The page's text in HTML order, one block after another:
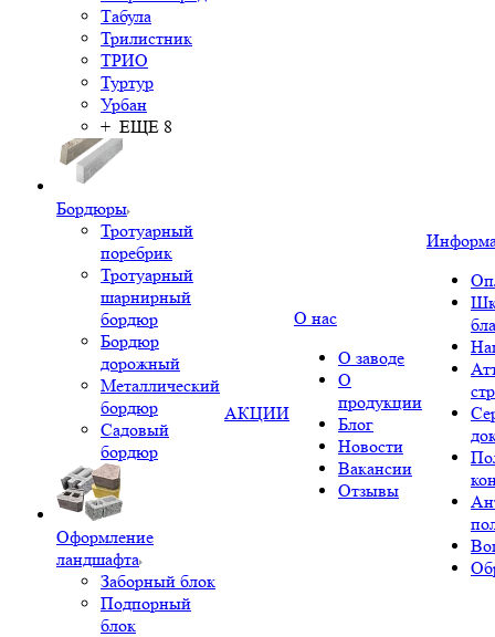
Табула
Трилистник
ТРИО
Туртур
Урбан
+ ЕЩЕ 8
Бордюры
Тротуарный
поребрик
Тротуарный
шарнирный
бордюр
Бордюр
дорожный
Металлический
бордюр
Садовый
бордюр
Оформление
ландшафта
Заборный блок
Подпорный
блок
АКЦИИ
О нас
О заводе
О
продукции
Блог
Новости
Вакансии
Отзывы